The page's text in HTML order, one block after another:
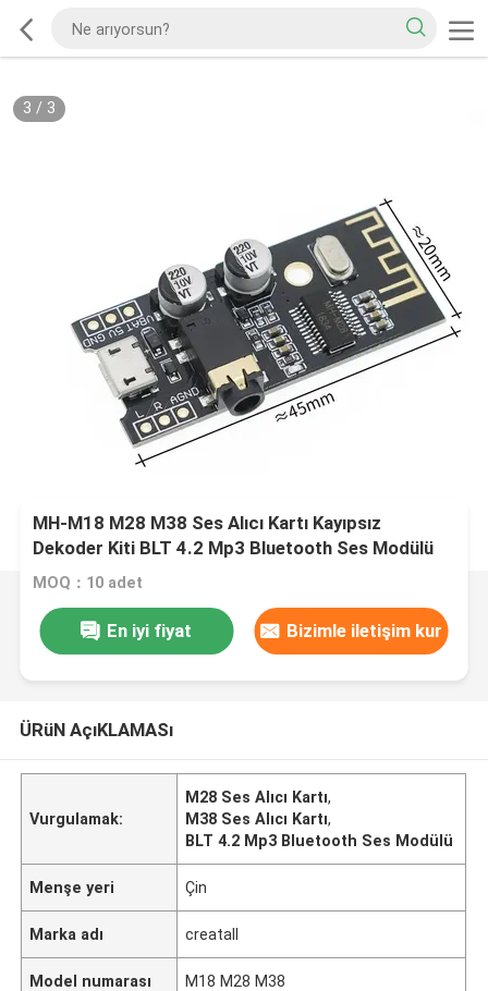
3 / 3
MH-M18 M28 M38 Ses Alıcı Kartı Kayıpsız
Dekoder Kiti BLT 4.2 Mp3 Bluetooth Ses Modülü
MOQ：10 adet
En iyi fiyat Bizimle iletişim kur
ÜRüN AçıKLAMASı
Vurgulamak:
M28 Ses Alıcı Kartı,
M38 Ses Alıcı Kartı,
BLT 4.2 Mp3 Bluetooth Ses Modülü
Menşe yeri Çin
Marka adı creatall
Model numarası M18 M28 M38